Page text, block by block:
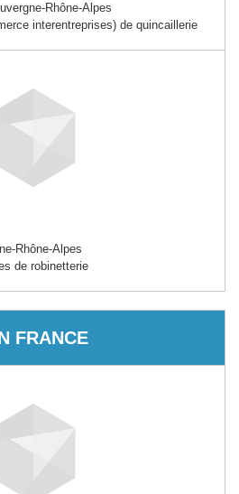
Rhône-Alpes
interentreprises) de quincaillerie
Rhône-Alpes
de robinetterie
FRANCE